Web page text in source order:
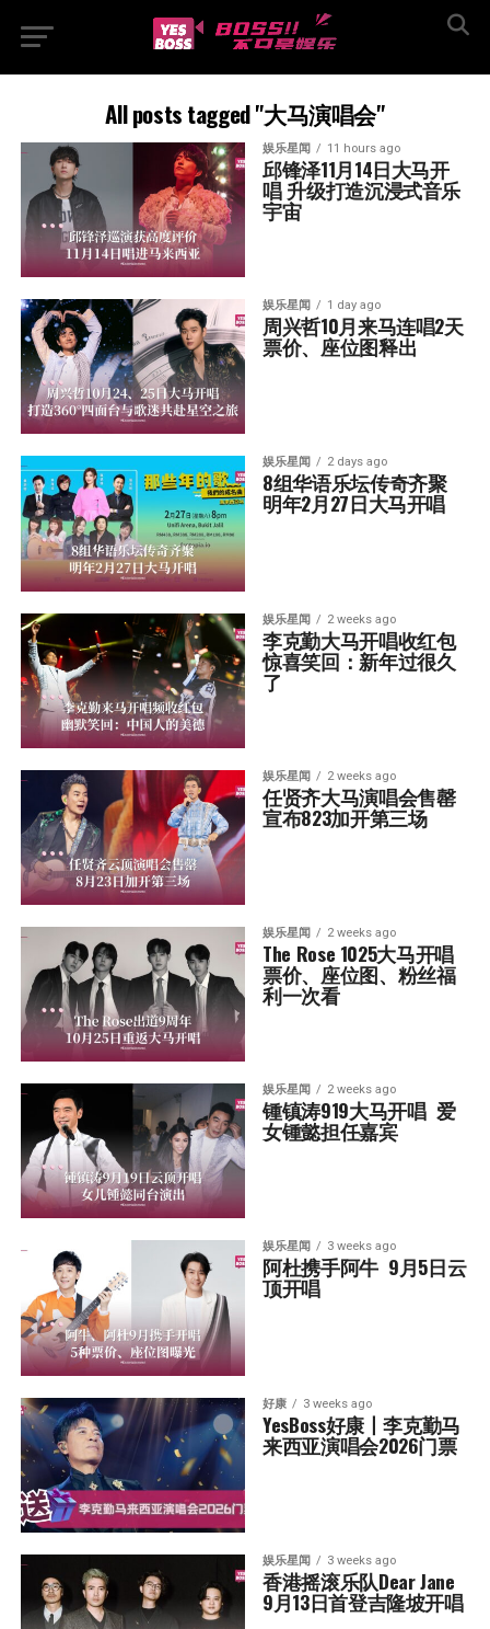
All posts tagged "大马演唱会"
娱乐星闻 11 hours ago
邱锋泽11月14日大马开
唱 升级打造沉浸式音乐
宇宙
娱乐星闻 1 day ago
周兴哲10月来马连唱2天
票价、座位图释出
娱乐星闻 2 days ago
8组华语乐坛传奇⻬聚
明年2月27日大马开唱
娱乐星闻 2 weeks ago
李克勤大马开唱收红包
惊喜笑回：新年过很久
了
娱乐星闻 2 weeks ago
任贤齐大马演唱会售罄
宣布823加开第三场
娱乐星闻 2 weeks ago
The Rose 1025大马开唱
票价、座位图、粉丝福
利一次看
娱乐星闻 2 weeks ago
锺镇涛919大马开唱  爱
女锺懿担任嘉宾
娱乐星闻 3 weeks ago
阿杜携手阿牛  9月5日云
顶开唱
好康 3 weeks ago
YesBoss好康丨李克勤马
来西亚演唱会2026门票
娱乐星闻 3 weeks ago
香港摇滚乐队Dear Jane
9月13日首登吉隆坡开唱